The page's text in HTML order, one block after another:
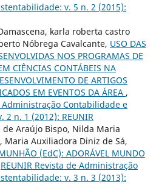
v. 5 n. 2 (2015):
karla roberta castro
Nóbrega Cavalcante, USO DAS
NOS PROGRAMAS DE
CIÊNCIAS CONTÁBEIS NA
DE ARTIGOS
EM EVENTOS DA ÁREA ,
Administração Contabilidade e
n. 1 (2012): REUNIR
Araújo Bispo, Nilda Maria
Maria Auxiliadora Diniz de Sá,
(EdC): ADORÁVEL MUNDO
REUNIR Revista de Administração
v. 3 n. 3 (2013):